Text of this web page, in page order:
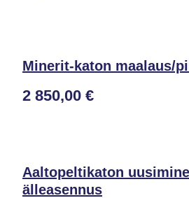
Minerit-katon maalaus/
2 850,00 €
Aaltopeltikaton
älleasennus